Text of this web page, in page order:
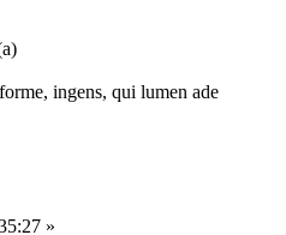
ingens, qui lumen ade
»